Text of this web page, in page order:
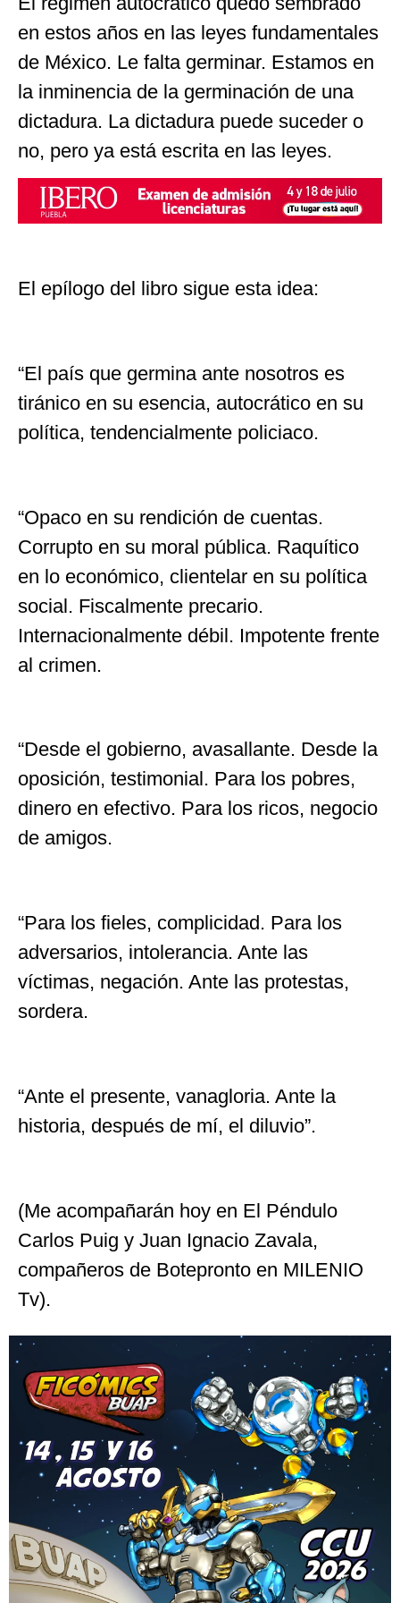
en estos años en las leyes fundamentales
de México. Le falta germinar. Estamos en
la inminencia de la germinación de una
dictadura. La dictadura puede suceder o
no, pero ya está escrita en las leyes.
El epílogo del libro sigue esta idea:
“El país que germina ante nosotros es
tiránico en su esencia, autocrático en su
política, tendencialmente policiaco.
“Opaco en su rendición de cuentas.
Corrupto en su moral pública. Raquítico
en lo económico, clientelar en su política
social. Fiscalmente precario.
Internacionalmente débil. Impotente frente
al crimen.
“Desde el gobierno, avasallante. Desde la
oposición, testimonial. Para los pobres,
dinero en efectivo. Para los ricos, negocio
de amigos.
“Para los fieles, complicidad. Para los
adversarios, intolerancia. Ante las
víctimas, negación. Ante las protestas,
sordera.
“Ante el presente, vanagloria. Ante la
historia, después de mí, el diluvio”.
(Me acompañarán hoy en El Péndulo
Carlos Puig y Juan Ignacio Zavala,
compañeros de Botepronto en MILENIO
Tv).